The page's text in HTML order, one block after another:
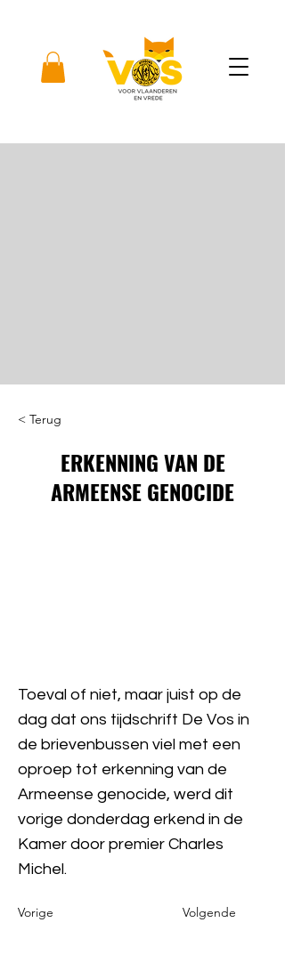
< Terug
ERKENNING VAN DE
ARMEENSE GENOCIDE
Toeval of niet, maar juist op de
dag dat ons tijdschrift De Vos in
de brievenbussen viel met een
oproep tot erkenning van de
Armeense genocide, werd dit
vorige donderdag erkend in de
Kamer door premier Charles
Michel.
Vorige Volgende